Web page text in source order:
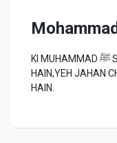
KI MUHAMMAD ﷺ SE WAFA TU NE TO HUM TERE
HAIN,YEH JAHAN
HAIN.